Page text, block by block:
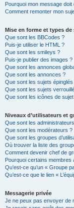
Pourquoi mon message doit
Comment remonter mon
Mise en forme et types de
Que sont les BBCodes ?
Puis-je utiliser le HTML ?
Que sont les smileys ?
Puis-je publier des images ?
Que sont les annonces
Que sont les annonces ?
Que sont les sujets épinglés
Que sont les sujets
Que sont les icônes de
Niveaux d’utilisateurs et
Que sont les
Que sont les modérateurs ?
Que sont les groupes
Où trouver la liste des
Comment devenir chef de
Pourquoi certains
Qu’est-ce qu’un « Groupe
Qu’est-ce que le lien «
Messagerie privée
Je ne peux pas envoyer de